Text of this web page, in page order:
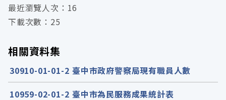
最近瀏覽人次：16
下載次數：25
相關資料集
30910-01-01-2 臺中市政府警察局現有職員人數
10959-02-01-2 臺中市為民服務成果統計表